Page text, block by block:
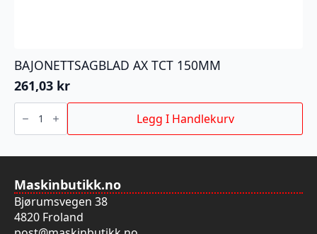
BAJONETTSAGBLAD AX TCT 150MM
261,03 kr
BAJONETTSAGBLAD
AX
150MM
Legg I Handlekurv
Maskinbutikk.no
Bjørumsvegen 38
4820 Froland